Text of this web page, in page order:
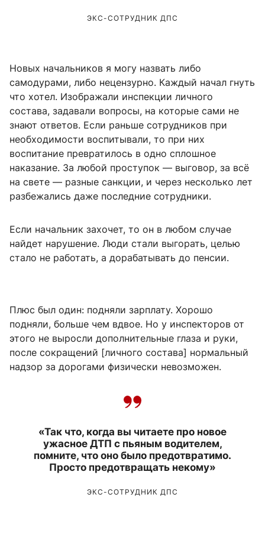
ЭКС-СОТРУДНИК ДПС
Новых начальников я могу назвать либо
самодурами, либо нецензурно. Каждый начал гнуть
что хотел. Изображали инспекции личного
состава, задавали вопросы, на которые сами не
знают ответов. Если раньше сотрудников при
необходимости воспитывали, то при них
воспитание превратилось в одно сплошное
наказание. За любой проступок — выговор, за всё
на свете — разные санкции, и через несколько лет
разбежались даже последние сотрудники.
Если начальник захочет, то он в любом случае
найдет нарушение. Люди стали выгорать, целью
стало не работать, а дорабатывать до пенсии.
Плюс был один: подняли зарплату. Хорошо
подняли, больше чем вдвое. Но у инспекторов от
этого не выросли дополнительные глаза и руки,
после сокращений [личного состава] нормальный
надзор за дорогами физически невозможен.
«Так что, когда вы читаете про новое
ужасное ДТП с пьяным водителем,
помните, что оно было предотвратимо.
Просто предотвращать некому»
ЭКС-СОТРУДНИК ДПС